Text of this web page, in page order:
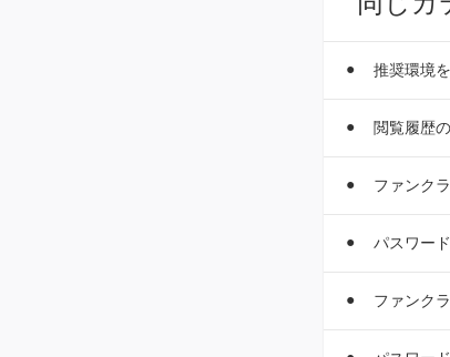
推奨環境
閲覧履歴
ファンク
パスワー
ファンク